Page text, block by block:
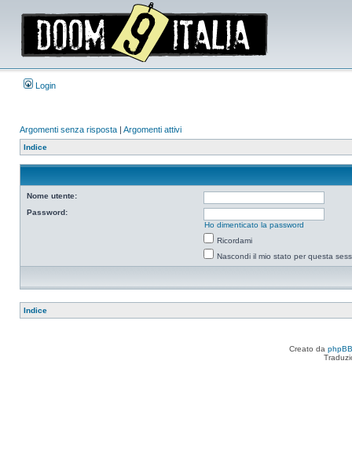
Login
Argomenti senza risposta | Argomenti attivi
Indice
Nome utente:
Password:
Ho dimenticato la password
Ricordami
Nascondi il mio stato per questa
Indice
Creato da phpBB